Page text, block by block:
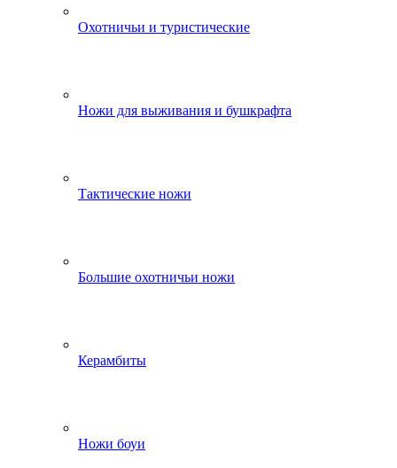
Охотничьи и туристические
Ножи для выживания и бушкрафта
Тактические ножи
Большие охотничьи ножи
Керамбиты
Ножи боуи